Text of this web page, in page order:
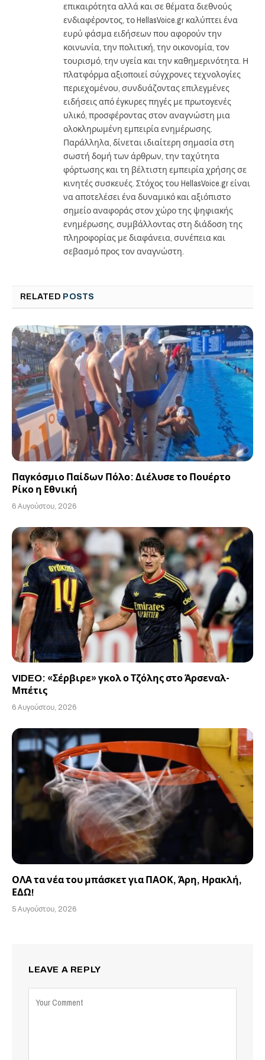
επικαιρότητα αλλά και σε θέματα διεθνούς
ενδιαφέροντος, το HellasVoice.gr καλύπτει ένα
ευρύ φάσμα ειδήσεων που αφορούν την
κοινωνία, την πολιτική, την οικονομία, τον
τουρισμό, την υγεία και την καθημερινότητα. Η
πλατφόρμα αξιοποιεί σύγχρονες τεχνολογίες
περιεχομένου, συνδυάζοντας επιλεγμένες
ειδήσεις από έγκυρες πηγές με πρωτογενές
υλικό, προσφέροντας στον αναγνώστη μια
ολοκληρωμένη εμπειρία ενημέρωσης.
Παράλληλα, δίνεται ιδιαίτερη σημασία στη
σωστή δομή των άρθρων, την ταχύτητα
φόρτωσης και τη βέλτιστη εμπειρία χρήσης σε
κινητές συσκευές. Στόχος του HellasVoice.gr είναι
να αποτελέσει ένα δυναμικό και αξιόπιστο
σημείο αναφοράς στον χώρο της ψηφιακής
ενημέρωσης, συμβάλλοντας στη διάδοση της
πληροφορίας με διαφάνεια, συνέπεια και
σεβασμό προς τον αναγνώστη.
RELATED POSTS
Παγκόσμιο Παίδων Πόλο: Διέλυσε το Πουέρτο
Ρίκο η Εθνική
6 Αυγούστου, 2026
VIDEO: «Σέρβιρε» γκολ ο Τζόλης στο Άρσεναλ-
Μπέτις
6 Αυγούστου, 2026
ΟΛΑ τα νέα του μπάσκετ για ΠΑΟΚ, Άρη, Ηρακλή,
ΕΔΩ!
5 Αυγούστου, 2026
LEAVE A REPLY